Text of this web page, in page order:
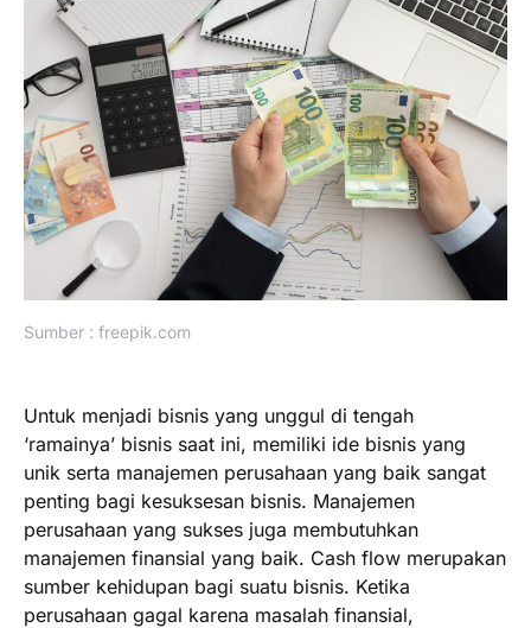
Sumber : freepik.com
Untuk menjadi bisnis yang unggul di tengah
‘ramainya’ bisnis saat ini, memiliki ide bisnis yang
unik serta manajemen perusahaan yang baik sangat
penting bagi kesuksesan bisnis. Manajemen
perusahaan yang sukses juga membutuhkan
manajemen finansial yang baik. Cash flow merupakan
sumber kehidupan bagi suatu bisnis. Ketika
perusahaan gagal karena masalah finansial,